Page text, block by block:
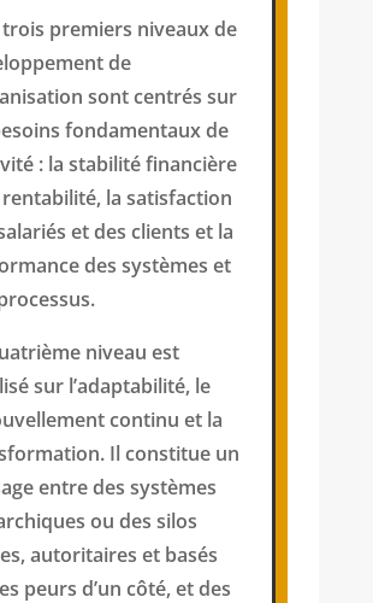
trois premiers niveaux de
de
sont centrés sur
fondamentaux de
: la stabilité financière
la satisfaction
et des clients et la
des systèmes et
niveau est
sur l’adaptabilité, le
continu et la
Il constitue un
entre des systèmes
ou des silos
autoritaires et basés
peurs d’un côté, et des